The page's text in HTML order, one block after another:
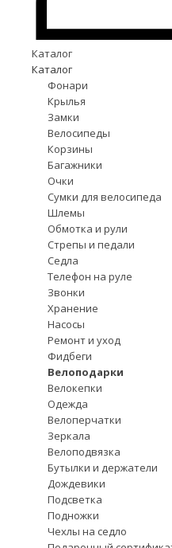
Каталог
Каталог
Фонари
Крылья
Замки
Велосипеды
Корзины
Багажники
Очки
Сумки для велосипеда
Шлемы
Обмотка и рули
Стрепы и педали
Седла
Телефон на руле
Звонки
Хранение
Насосы
Ремонт и уход
Фидбеги
Велоподарки
Велокепки
Одежда
Велоперчатки
Зеркала
Велоподвязка
Бутылки и держатели
Дождевики
Подсветка
Подножки
Чехлы на седло